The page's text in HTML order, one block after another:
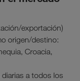
exportación)
origen/destino:
Croacia,
a todos los